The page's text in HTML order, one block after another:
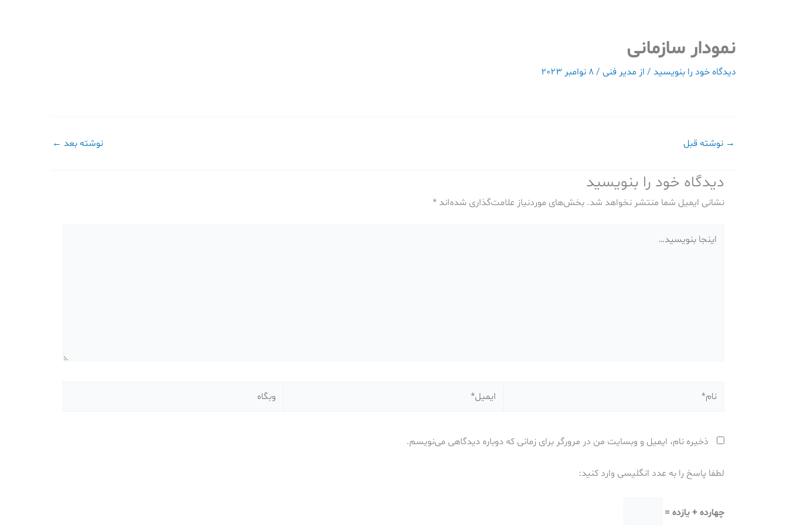
نمودار سازمانی
دیدگاه‌ خود را بنویسید / از مدیر فنی /8 نوامبر 2023
→ نوشته قبل نوشته بعد ←
دیدگاه‌ خود را بنویسید
نشانی ایمیل شما منتشر نخواهد شد. بخش‌های موردنیاز علامت‌گذاری شده‌اند *
بنویسید…
ذخیره نام، ایمیل و وبسایت من در مرورگر برای زمانی که دوباره دیدگاهی می‌نویسم.
لطفا پاسخ را به عدد انگلیسی وارد کنید:
چهارده + یازده =